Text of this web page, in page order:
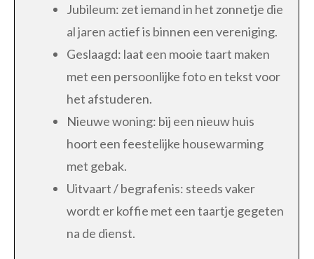
Jubileum: zet iemand in het zonnetje die
al jaren actief is binnen een vereniging.
Geslaagd: laat een mooie taart maken
met een persoonlijke foto en tekst voor
het afstuderen.
Nieuwe woning: bij een nieuw huis
hoort een feestelijke housewarming
met gebak.
Uitvaart / begrafenis: steeds vaker
wordt er koffie met een taartje gegeten
na de dienst.